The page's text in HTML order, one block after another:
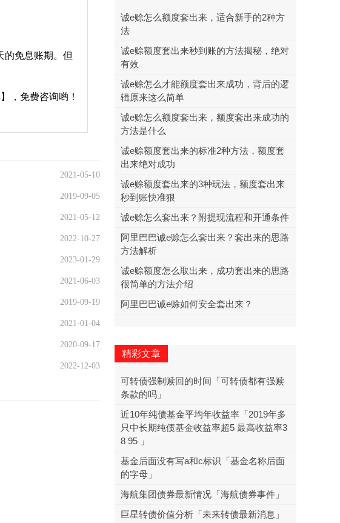
的免息账期。但
】，免费咨询哟！
2021-05-10
2019-09-05
2021-05-12
2022-10-27
2023-01-29
2021-06-03
2019-09-19
2021-01-04
2020-09-17
2022-12-03
诚e赊怎么额度套出来，适合新手的2种方
法
诚e赊额度套出来秒到账的方法揭秘，绝对
有效
诚e赊怎么才能额度套出来成功，背后的逻
辑原来这么简单
诚e赊怎么额度套出来，额度套出来成功的
方法是什么
诚e赊额度套出来的标准2种方法，额度套
出来绝对成功
诚e赊额度套出来的3种玩法，额度套出来
秒到账快准狠
诚e赊怎么套出来？附提现流程和开通条件
阿里巴巴诚e赊怎么套出来？套出来的思路
方法解析
诚e赊额度怎么取出来，成功套出来的思路
很简单的方法介绍
阿里巴巴诚e赊如何安全套出来？
精彩文章
可转债强制赎回的时间「可转债都有强赎
条款的吗」
近10年纯债基金平均年收益率「2019年多
只中长期纯债基金收益率超5 最高收益率3
8 95 」
基金后面没有写a和c标识「基金名称后面
的字母」
海航集团债券最新情况「海航债券事件」
巨星转债价值分析「未来转债最新消息」